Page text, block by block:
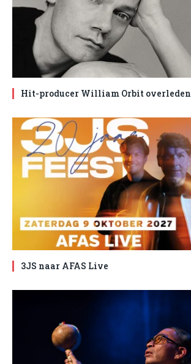
Hit-producer William Orbit overleden
3JS naar AFAS Live